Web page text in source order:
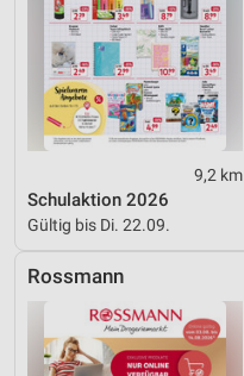
9,2 km
Schulaktion 2026
Gültig bis Di. 22.09.
Rossmann